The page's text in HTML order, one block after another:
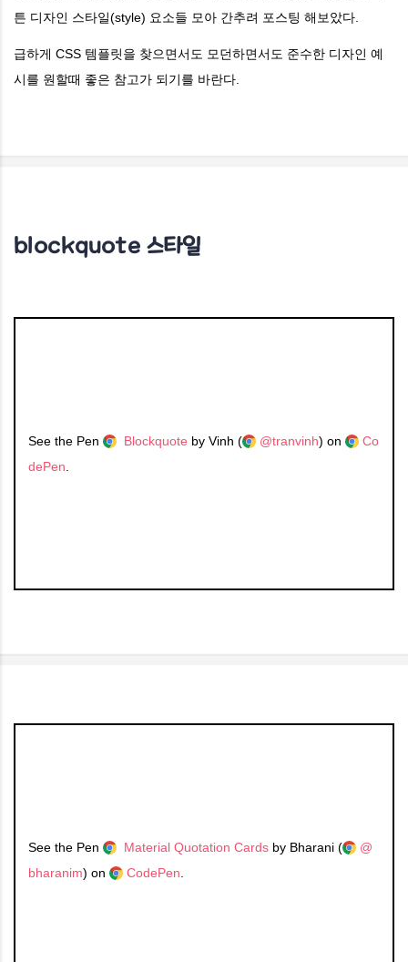
튼 디자인 스타일(style) 요소들 모아 간추려 포스팅 해보았다.
급하게 CSS 템플릿을 찾으면서도 모던하면서도 준수한 디자인 예
시를 원할때 좋은 참고가 되기를 바란다.
blockquote 스타일
See the Pen Blockquote by Vinh ( @tranvinh) on
Co
dePen
See the Pen Material Quotation Cards by Bharani (
@
bharanim) on CodePen